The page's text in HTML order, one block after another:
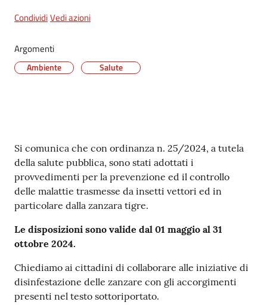
gli
argomenti
CondividiVedi azioni
Argomenti
Ambiente Salute
Contenuto
Si comunica che con ordinanza n. 25/2024, a tutela
della salute pubblica, sono stati adottati i
provvedimenti per la prevenzione ed il controllo
delle malattie trasmesse da insetti vettori ed in
particolare dalla zanzara tigre.
Le disposizioni sono valide dal 01 maggio al 31
ottobre 2024.
Chiediamo ai cittadini di collaborare alle iniziative di
disinfestazione delle zanzare con gli accorgimenti
presenti nel testo sottoriportato.